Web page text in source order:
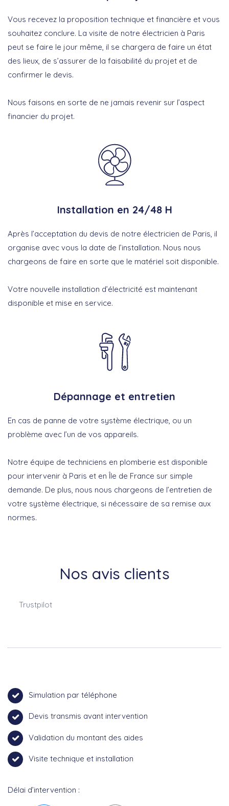
Vous recevez la proposition technique et financière et vous
souhaitez conclure. La visite de notre électricien à Paris
peut se faire le jour même, il se chargera de faire un état
des lieux, de s’assurer de la faisabilité du projet et de
confirmer le devis.
Nous faisons en sorte de ne jamais revenir sur l’aspect
financier du projet.
Installation en 24/48 H
Après l’acceptation du devis de notre électricien de Paris, il
organise avec vous la date de l’installation. Nous nous
chargeons de faire en sorte que le matériel soit disponible.
Votre nouvelle installation d’électricité est maintenant
disponible et mise en service.
Dépannage et entretien
En cas de panne de votre système électrique, ou un
problème avec l’un de vos appareils.
Notre équipe de techniciens en plomberie est disponible
pour intervenir à Paris et en Île de France sur simple
demande. De plus, nous nous chargeons de l’entretien de
votre système électrique, si nécessaire de sa remise aux
normes.
Nos avis clients
Trustpilot
Simulation par téléphone
Devis transmis avant intervention
Validation du montant des aides
Visite technique et installation
Délai d’intervention :